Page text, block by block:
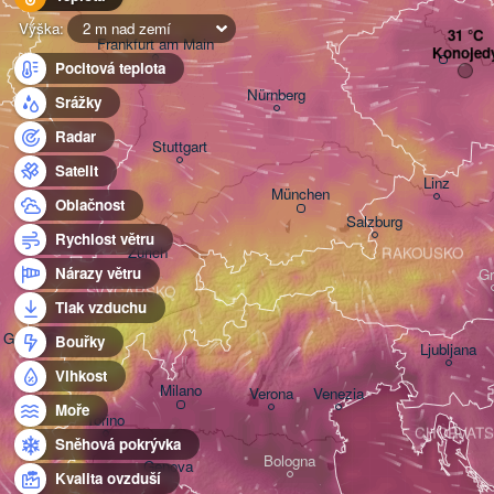
Výška:
2 m nad zemí
Pocitová teplota
Srážky
Radar
Satelit
Oblačnost
Rychlost větru
Nárazy větru
Tlak vzduchu
Bouřky
Vlhkost
Moře
Sněhová pokrývka
Kvalita ovzduší
Frankfurt am Main
Nürnberg
Milano
Torino
Stuttgart
Genova
Genève
Verona
Zürich
ŠVÝCARSKO
München
Linz
Venezia
Ljubljana
Salzburg
Bologna
RAKOUSKO